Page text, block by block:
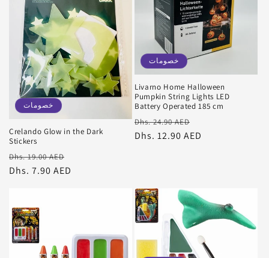
خصومات
Crelando Glow in the Dark
Stickers
سعر
عادي
Dhs. 19.00 AED
Dhs. 7.90 AED
خصومات
Livarno Home Halloween
Pumpkin String Lights LED
Battery Operated 185 cm
سعر
عادي
Dhs. 24.90 AED
البيعDhs. 12.90 AED